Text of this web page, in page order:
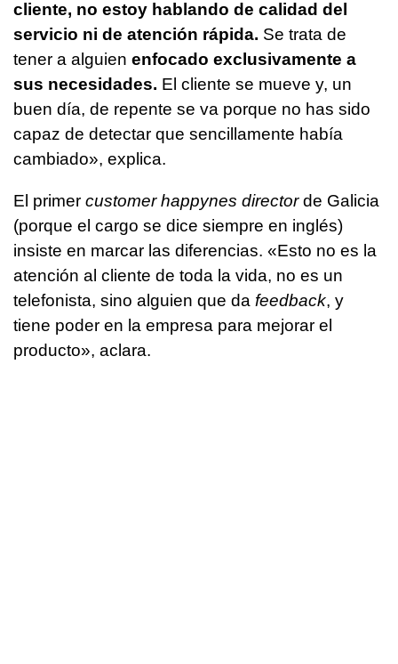
cliente, no estoy hablando de calidad del
servicio ni de atención rápida. Se trata de
tener a alguien enfocado exclusivamente a
sus necesidades. El cliente se mueve y, un
buen día, de repente se va porque no has sido
capaz de detectar que sencillamente había
cambiado», explica.
El primer customer happynes directorde Galicia
(porque el cargo se dice siempre en inglés)
insiste en marcar las diferencias. «Esto no es la
atención al cliente de toda la vida, no es un
telefonista, sino alguien que da feedback, y
tiene poder en la empresa para mejorar el
producto», aclara.